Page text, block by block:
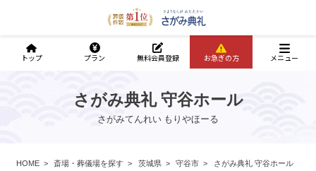
さがみ典礼 守谷ホール
さがみてんれい もりやほーる
HOME 斎場・葬儀場を探す 茨城県 守谷市 さがみ典礼 守谷ホール
トップ プラン 無料会員登録 お急ぎの方 メニュー